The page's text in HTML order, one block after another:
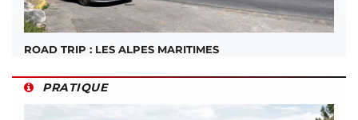
ROAD TRIP : LES ALPES MARITIMES
PRATIQUE